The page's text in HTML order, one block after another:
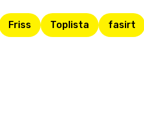
Friss Toplista fasirt